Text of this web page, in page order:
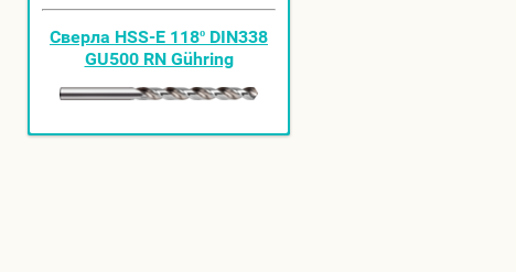
Cверла HSS-E 118º DIN338
GU500 RN Gühring